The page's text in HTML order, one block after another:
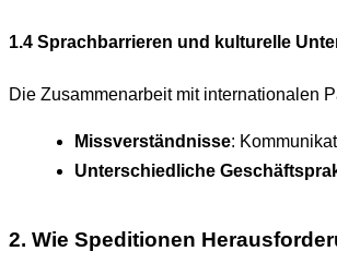
1.4 Sprachbarrieren und kulturelle
Die Zusammenarbeit mit internationalen
Missverständnisse:
Unterschiedliche
2. Wie Speditionen